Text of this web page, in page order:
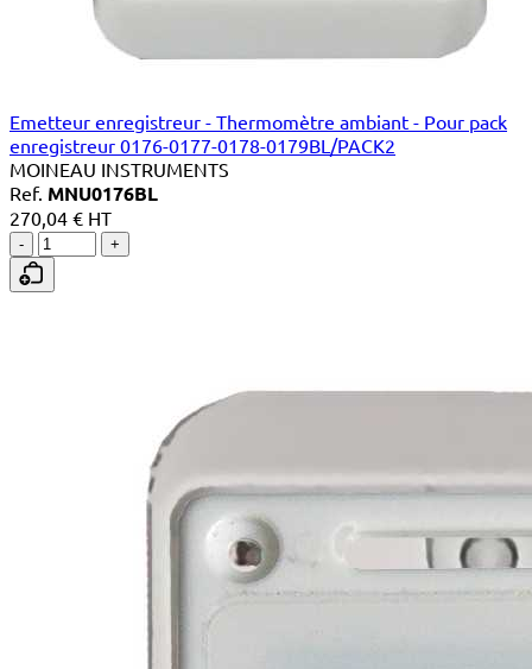
Emetteur enregistreur - Thermomètre ambiant - Pour pack
enregistreur 0176-0177-0178-0179BL/PACK2
MOINEAU INSTRUMENTS
Ref. MNU0176BL
270,04 € HT
- +